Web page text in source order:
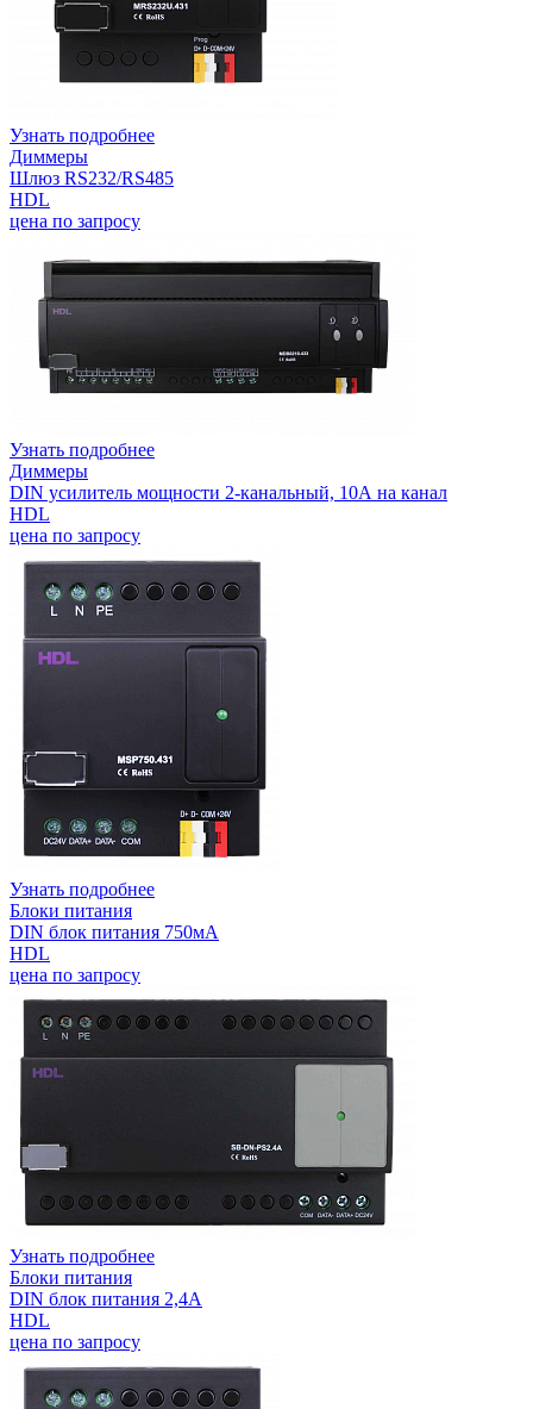
Узнать подробнее
Диммеры
Шлюз RS232/RS485
HDL
цена по запросу
Узнать подробнее
Диммеры
DIN усилитель мощности 2-канальный, 10А на канал
HDL
цена по запросу
Узнать подробнее
Блоки питания
DIN блок питания 750мА
HDL
цена по запросу
Узнать подробнее
Блоки питания
DIN блок питания 2,4А
HDL
цена по запросу